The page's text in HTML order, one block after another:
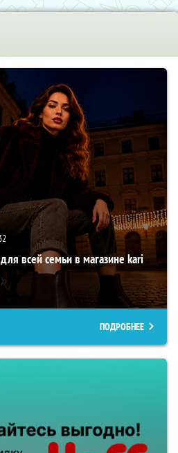
всей семьи в магазине kari
ПОДРОБНЕЕ